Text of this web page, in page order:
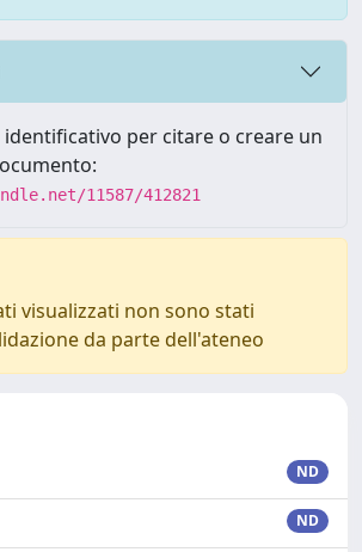
per citare o creare un
11587/412821
visualizzati non sono stati
da parte dell'ateneo
ND
ND